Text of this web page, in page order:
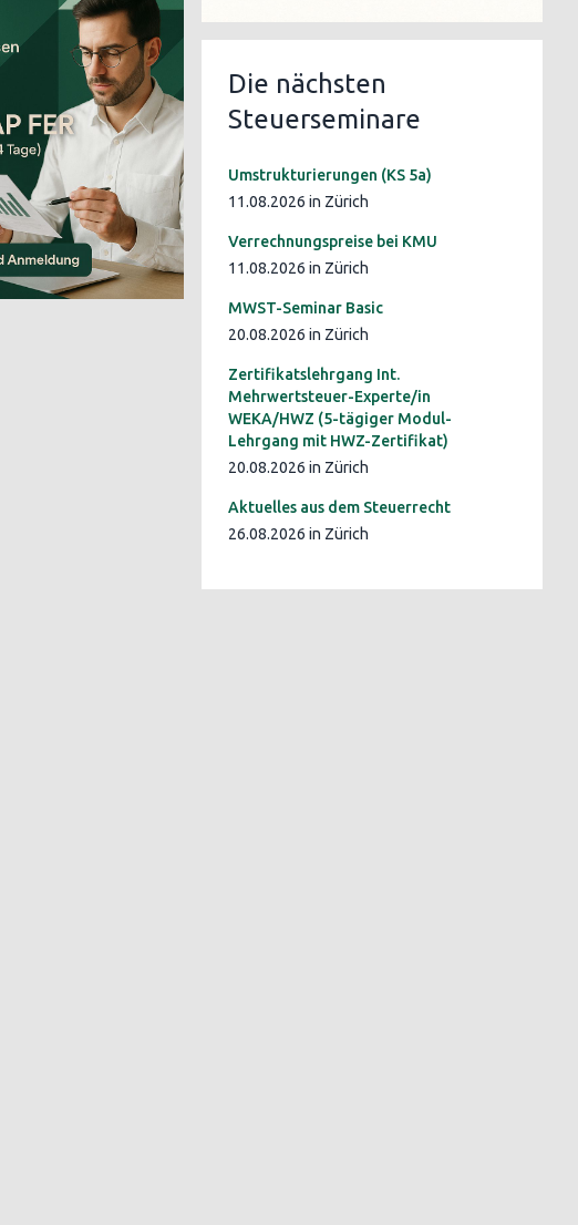
Die nächsten
Steuerseminare
Umstrukturierungen (KS 5a)
11.08.2026 in Zürich
Verrechnungspreise bei KMU
11.08.2026 in Zürich
MWST-Seminar Basic
20.08.2026 in Zürich
Zertifikatslehrgang Int.
Mehrwertsteuer-Experte/in
WEKA/HWZ (5-tägiger Modul-
Lehrgang mit HWZ-Zertifikat)
20.08.2026 in Zürich
Aktuelles aus dem Steuerrecht
26.08.2026 in Zürich